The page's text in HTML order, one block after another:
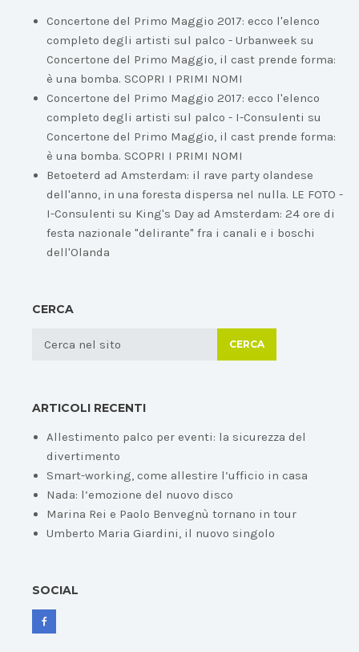
Concertone del Primo Maggio 2017: ecco l'elenco
completo degli artisti sul palco - Urbanweek su
Concertone del Primo Maggio, il cast prende forma:
è una bomba. SCOPRI I PRIMI NOMI
Concertone del Primo Maggio 2017: ecco l'elenco
completo degli artisti sul palco - I-Consulenti su
Concertone del Primo Maggio, il cast prende forma:
è una bomba. SCOPRI I PRIMI NOMI
Betoeterd ad Amsterdam: il rave party olandese
dell'anno, in una foresta dispersa nel nulla. LE FOTO -
I-Consulenti su King's Day ad Amsterdam: 24 ore di
festa nazionale "delirante" fra i canali e i boschi
dell'Olanda
CERCA
CERCA
ARTICOLI RECENTI
Allestimento palco per eventi: la sicurezza del
divertimento
Smart-working, come allestire l’ufficio in casa
Nada: l’emozione del nuovo disco
Marina Rei e Paolo Benvegnù tornano in tour
Umberto Maria Giardini, il nuovo singolo
SOCIAL